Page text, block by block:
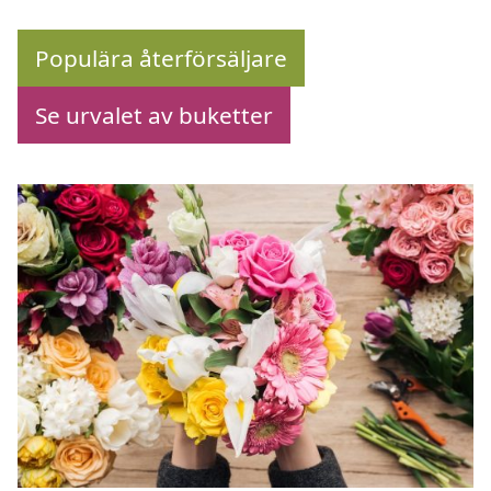
Populära återförsäljare
Se urvalet av buketter